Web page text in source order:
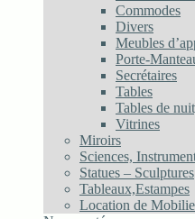
Commodes
Divers
Meubles
Porte-
Secrétaires
Tables
Tables de
Vitrines
Miroirs
Sciences,
Statues – Sculptures
Tableaux,Estampes
Location de